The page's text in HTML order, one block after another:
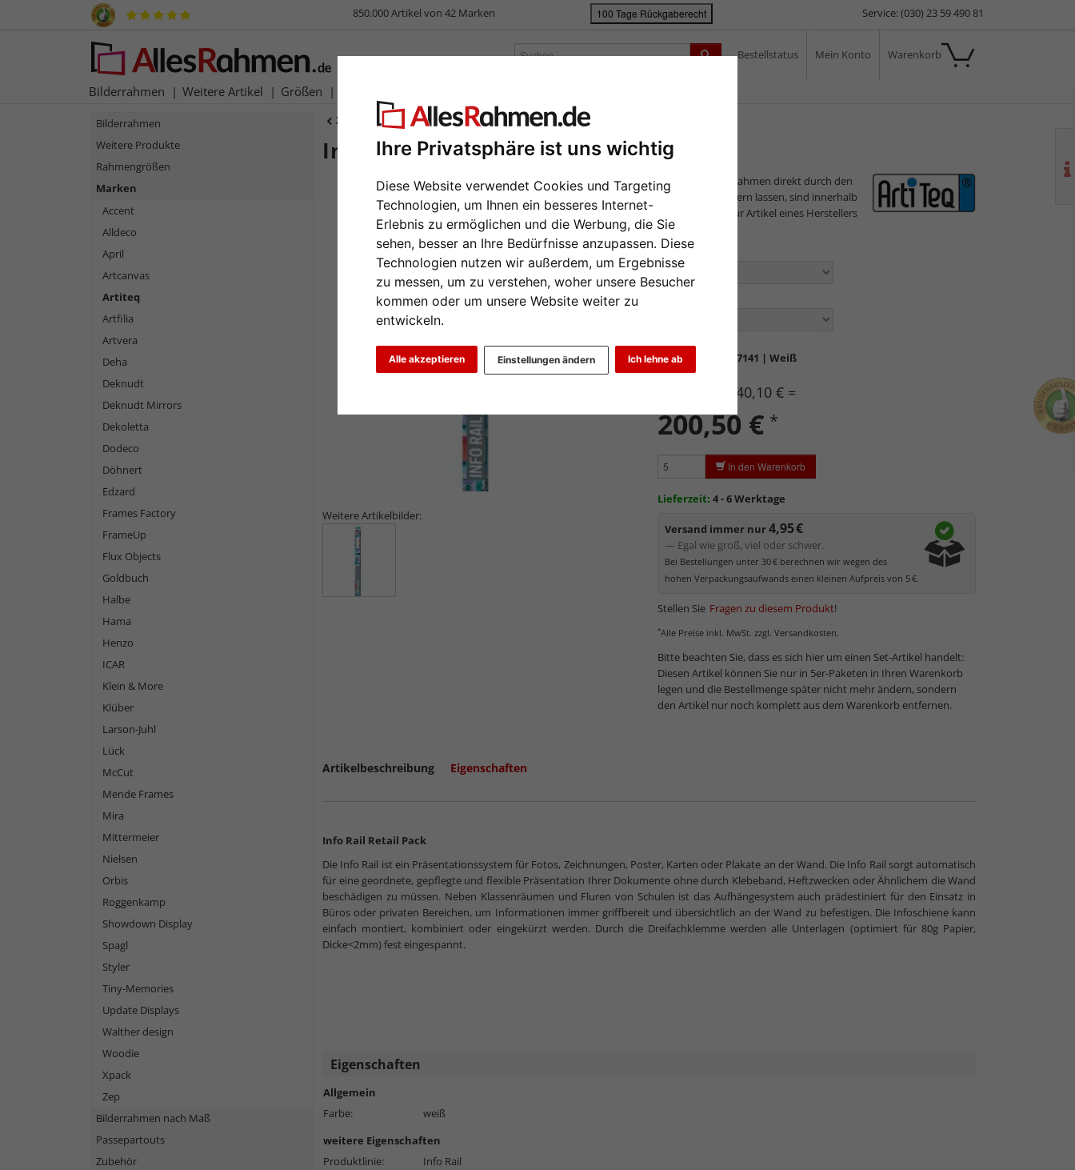
Ihre Privatsphäre ist uns wichtig
Diese Website verwendet Cookies und Targeting
Technologien, um Ihnen ein besseres Internet-
Erlebnis zu ermöglichen und die Werbung, die Sie
sehen, besser an Ihre Bedürfnisse anzupassen. Diese
Technologien nutzen wir außerdem, um Ergebnisse
zu messen, um zu verstehen, woher unsere Besucher
kommen oder um unsere Website weiter zu
entwickeln.
Alle akzeptieren Ich lehne ab
Einstellungen ändern
850.000 Artikel von 42 Marken 100 Tage Rückgaberecht Service: (030) 23 59 490 81
Bestellstatus Mein Konto Warenkorb
Bilderrahmen Weitere Artikel Größen
Zurück | Bilderrahmen-Shop Marken Artiteq Info Rail Retail Pack
Info Rail Retail Pack
Weitere Artikelbilder:
Da wir die Bilderrahmen direkt durch den
Hersteller ausliefern lassen, sind innerhalb
eines Auftrags nur Artikel eines Herstellers
möglich.
Format wählen:
Art.-Nr.: ATQ-9-7141 | Weiß
5 x 40,10 € =
200,50 € *
In den Warenkorb
Lieferzeit: 4 - 6 Werktage
Versand immer nur4,95 €
— Egal wie groß, viel oder schwer.
Bei Bestellungen unter 30 € berechnen wir wegen des
hohen Verpackungsaufwands einen kleinen Aufpreis von 5 €.
Stellen Sie Fragen zu diesem Produkt!
*Alle Preise inkl. MwSt. zzgl. Versandkosten.
Bitte beachten Sie, dass es sich hier um einen Set-Artikel handelt:
Diesen Artikel können Sie nur in 5er-Paketen in Ihren Warenkorb
legen und die Bestellmenge später nicht mehr ändern, sondern
den Artikel nur noch komplett aus dem Warenkorb entfernen.
Artikelbeschreibung Eigenschaften
Info Rail Retail Pack
Die Info Rail ist ein Präsentationssystem für Fotos, Zeichnungen, Poster, Karten oder Plakate an der Wand. Die Info Rail sorgt automatisch
für eine geordnete, gepflegte und flexible Präsentation Ihrer Dokumente ohne durch Klebeband, Heftzwecken oder Ähnlichem die Wand
beschädigen zu müssen. Neben Klassenräumen und Fluren von Schulen ist das Aufhängesystem auch prädestiniert für den Einsatz in
Büros oder privaten Bereichen, um Informationen immer griffbereit und übersichtlich an der Wand zu befestigen. Die Infoschiene kann
einfach montiert, kombiniert oder eingekürzt werden. Durch die Dreifachklemme werden alle Unterlagen (optimiert für 80g Papier,
Dicke<2mm) fest eingespannt.
Eigenschaften
Allgemein
Farbe:
weiß
weitere Eigenschaften
Produktlinie:
Info Rail
Bilderrahmen
Weitere Produkte
Rahmengrößen
Marken
Accent
Alldeco
April
Artcanvas
Artiteq
Artfilia
Artvera
Deha
Deknudt
Deknudt Mirrors
Dekoletta
Dodeco
Döhnert
Edzard
Frames Factory
FrameUp
Flux Objects
Goldbuch
Halbe
Hama
Henzo
ICAR
Klein & More
Klüber
Larson-Juhl
Lück
McCut
Mende Frames
Mira
Mittermeier
Nielsen
Orbis
Roggenkamp
Showdown Display
Spagl
Styler
Tiny-Memories
Update Displays
Walther design
Woodie
Xpack
Zep
Bilderrahmen nach Maß
Passepartouts
Zubehör